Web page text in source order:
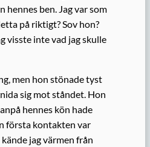
hennes ben. Jag var som
på riktigt? Sov hon?
visste inte vad jag skulle
men hon stönade tyst
sig mot ståndet. Hon
hennes kön hade
första kontakten var
jag värmen från